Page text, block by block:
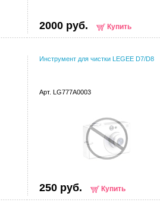
2000 руб. Купить
Инструмент для чистки LEGEE D7/D8
Арт. LG777A0003
250 руб. Купить